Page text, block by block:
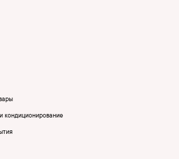
кондиционирование